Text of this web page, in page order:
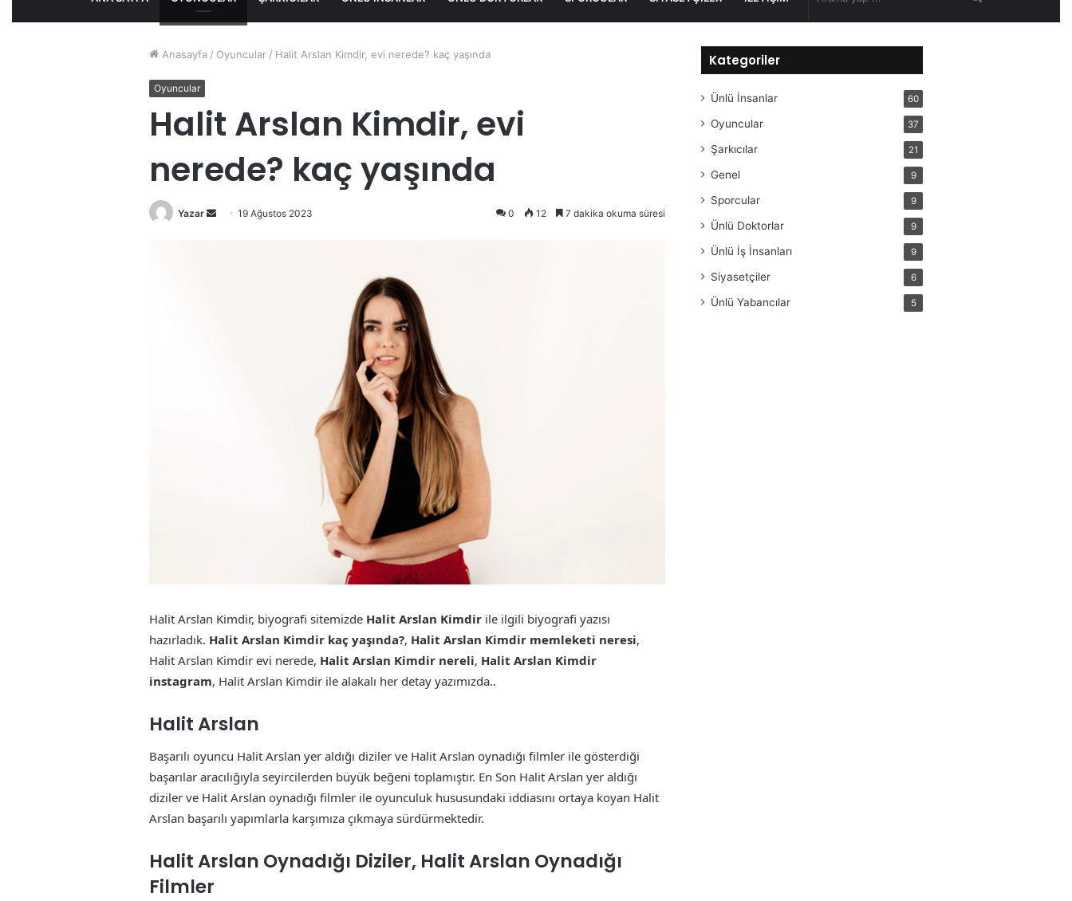
Anasayfa / Oyuncular / Halit Arslan Kimdir, evi nerede? kaç yaşında
Oyuncular
Halit Arslan Kimdir, evi
nerede? kaç yaşında
Yazar
Bir
19 Ağustos 2023 0 12 7 dakika okuma süresi
Halit Arslan Kimdir, biyografi sitemizde Halit Arslan Kimdir ile ilgili biyografi yazısı
hazırladık. Halit Arslan Kimdir kaç yaşında?, Halit Arslan Kimdir memleketi neresi,
Halit Arslan Kimdir evi nerede, Halit Arslan Kimdir nereli, Halit Arslan Kimdir
instagram, Halit Arslan Kimdir ile alakalı her detay yazımızda..
Halit Arslan
Başarılı oyuncu Halit Arslan yer aldığı diziler ve Halit Arslan oynadığı filmler ile gösterdiği
başarılar aracılığıyla seyircilerden büyük beğeni toplamıştır. En Son Halit Arslan yer aldığı
diziler ve Halit Arslan oynadığı filmler ile oyunculuk hususundaki iddiasını ortaya koyan Halit
Arslan başarılı yapımlarla karşımıza çıkmaya sürdürmektedir.
Halit Arslan Oynadığı Diziler, Halit Arslan Oynadığı
Filmler
Kategoriler
Ünlü İnsanlar 60
Oyuncular 37
Şarkıcılar 21
Genel 9
Sporcular 9
Ünlü Doktorlar 9
Ünlü İş İnsanları 9
Siyasetçiler 6
Ünlü Yabancılar 5